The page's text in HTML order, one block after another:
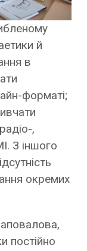
й
в
форматі;
,
З іншого
окремих
постійно